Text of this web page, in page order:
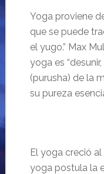
Yoga proviene
que se puede
el yugo.” Max
yoga es
(purusha) de la
su pureza
El yoga creció
yoga postula la